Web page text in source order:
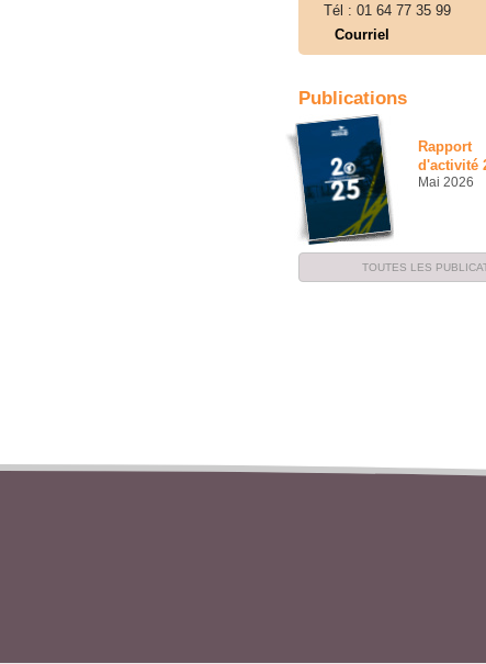
Tél : 01 64 77 35 99
Courriel
Publications
Rapport
d'activité
Mai 2026
TOUTES LES